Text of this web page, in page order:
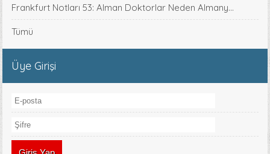
Frankfurt Notları 53: Alman Doktorlar Neden Almany...
Tümü
Üye Girişi